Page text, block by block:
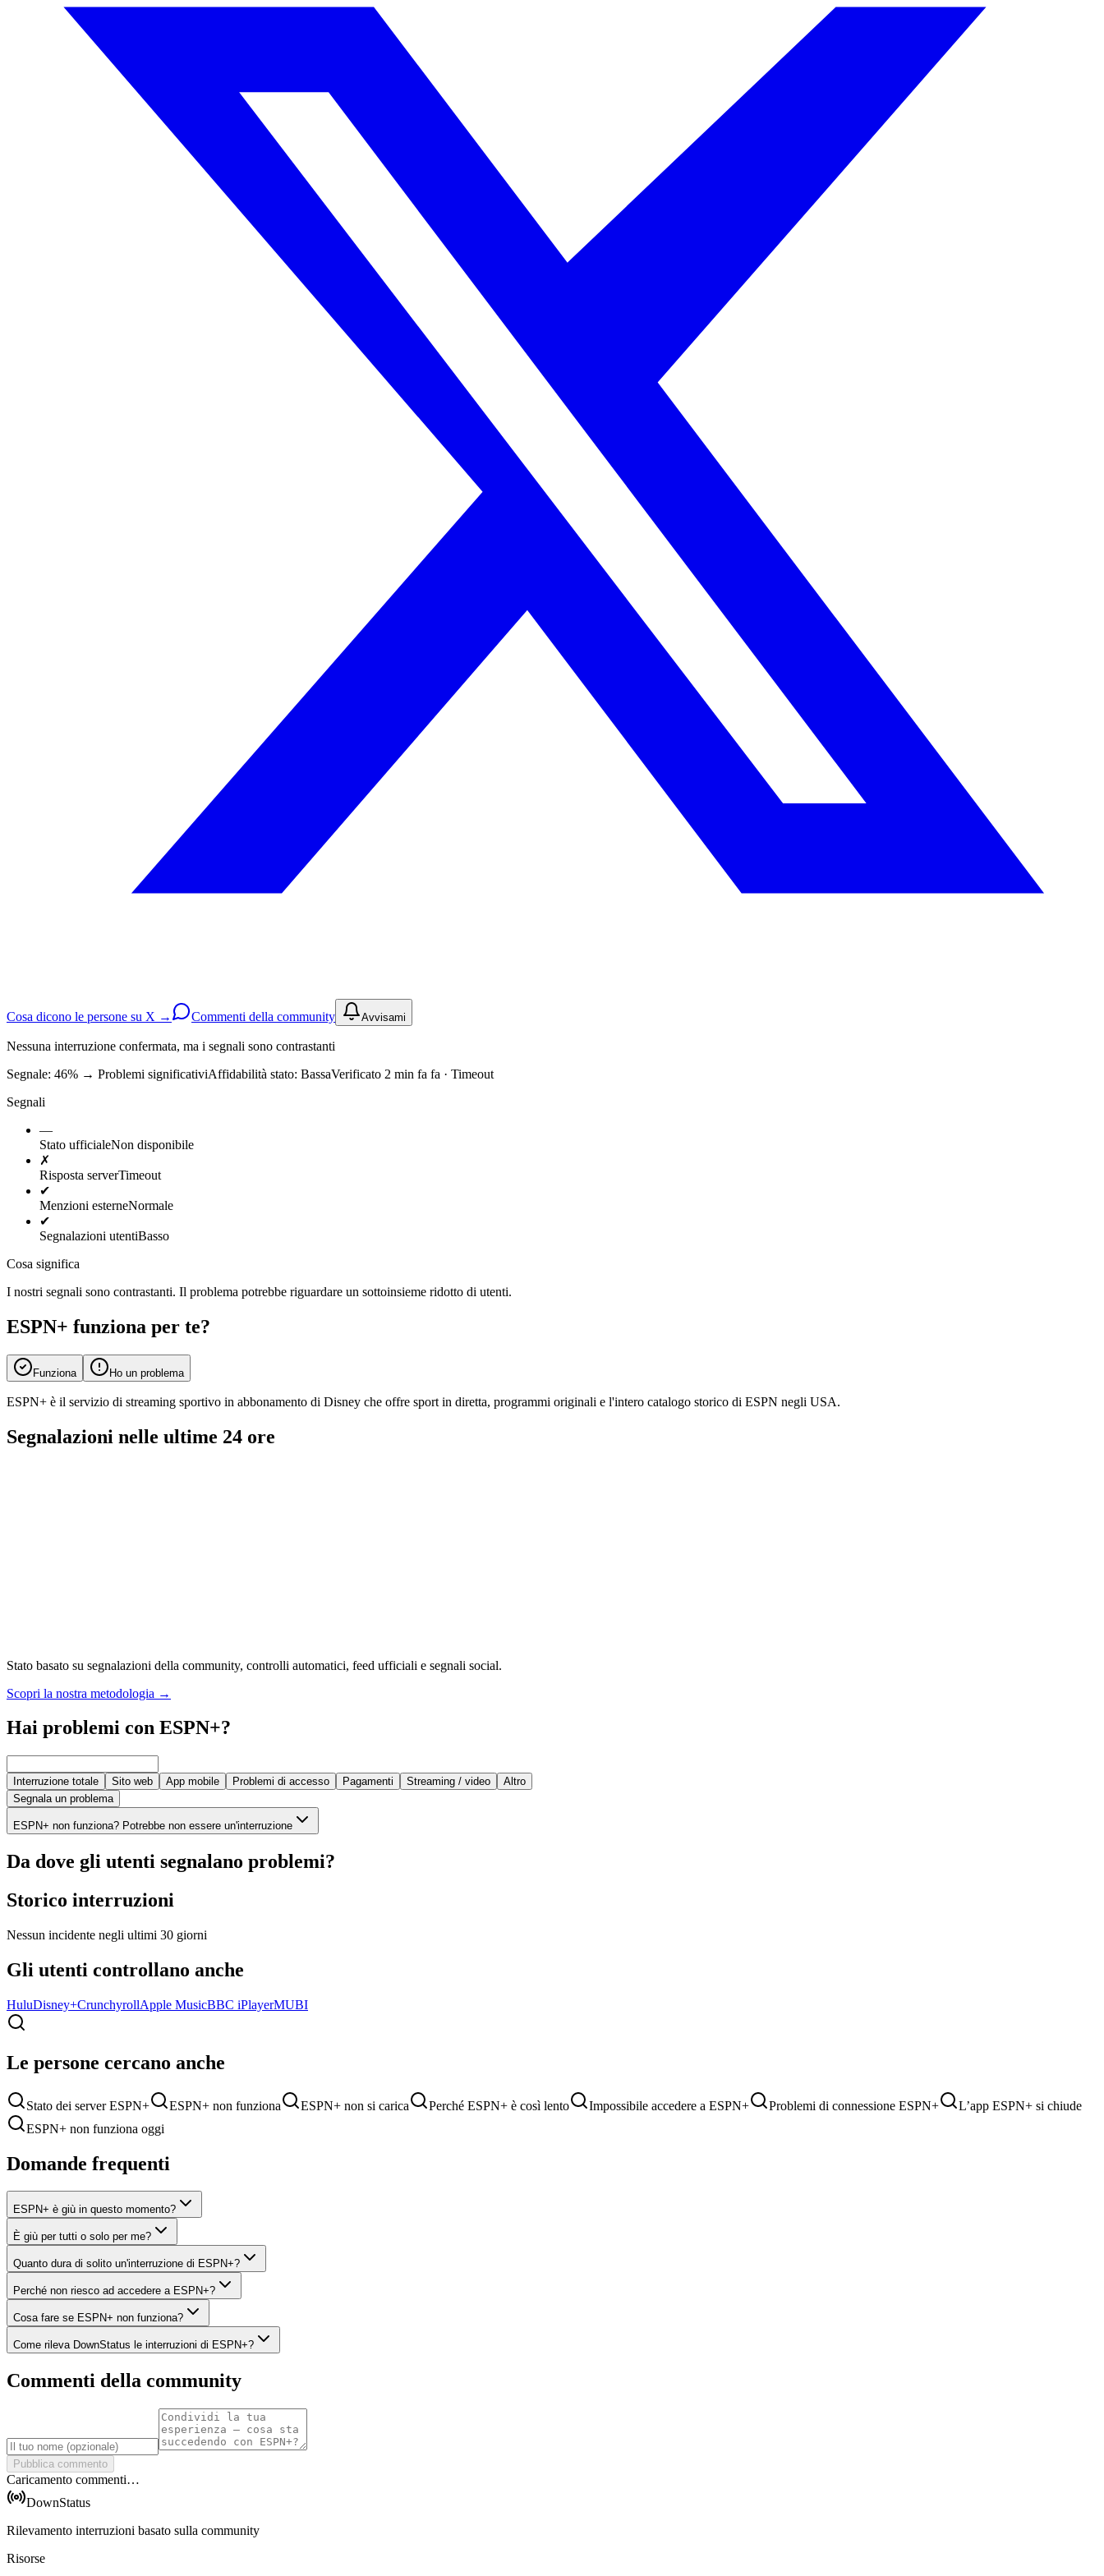
Cosa dicono le persone su X → Commenti della community Avvisami
Nessuna interruzione confermata, ma i segnali sono contrastanti
Segnale: 46% → Problemi significativiAffidabilità stato: BassaVerificato 2 min fa fa · Timeout
Segnali
—
Stato ufficialeNon disponibile
✗
Risposta serverTimeout
✔
Menzioni esterneNormale
✔
Segnalazioni utentiBasso
Cosa significa
I nostri segnali sono contrastanti. Il problema potrebbe riguardare un sottoinsieme ridotto di utenti.
ESPN+ funziona per te?
Funziona Ho un problema
ESPN+ è il servizio di streaming sportivo in abbonamento di Disney che offre sport in diretta, programmi originali e l'intero catalogo storico di ESPN negli USA.
Segnalazioni nelle ultime 24 ore
Stato basato su segnalazioni della community, controlli automatici, feed ufficiali e segnali social.
Scopri la nostra metodologia →
Hai problemi con ESPN+?
Interruzione totale Sito web App mobile Problemi di accesso Pagamenti Streaming / video
Altro
Segnala un problema
ESPN+ non funziona? Potrebbe non essere un'interruzione
Da dove gli utenti segnalano problemi?
Storico interruzioni
Nessun incidente negli ultimi 30 giorni
Gli utenti controllano anche
HuluDisney+CrunchyrollApple MusicBBC iPlayerMUBI
Le persone cercano anche
Stato dei server ESPN+ ESPN+ non funziona ESPN+ non si carica Perché ESPN+ è così lento Impossibile accedere a ESPN+ Problemi di connessione ESPN+
L’app ESPN+ si chiude
ESPN+ non funziona oggi
Domande frequenti
ESPN+ è giù in questo momento?
È giù per tutti o solo per me?
Quanto dura di solito un'interruzione di ESPN+?
Perché non riesco ad accedere a ESPN+?
Cosa fare se ESPN+ non funziona?
Come rileva DownStatus le interruzioni di ESPN+?
Commenti della community
Pubblica commento
Caricamento commenti…
DownStatus
Rilevamento interruzioni basato sulla community
Risorse